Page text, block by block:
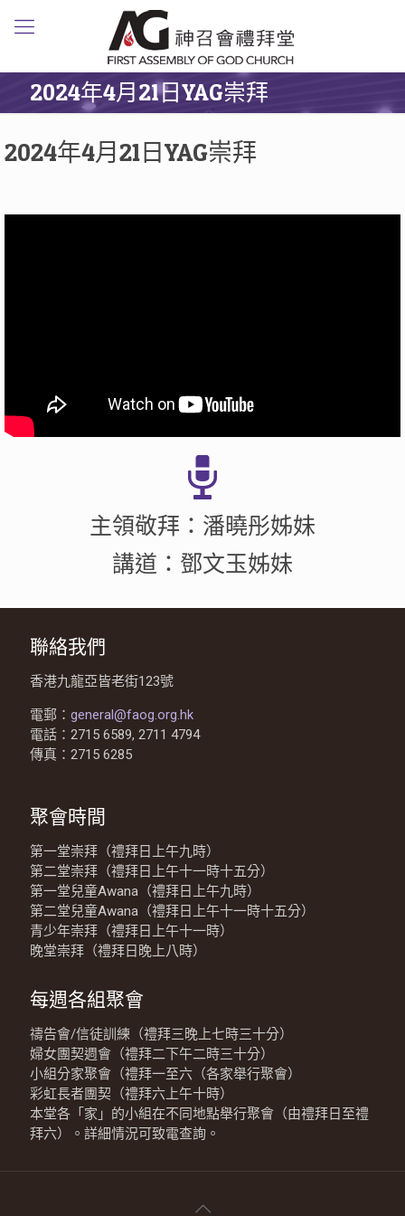
2024年4月21日YAG崇拜
2024年4月21日YAG崇拜
主領敬拜：潘曉彤姊妹
講道：鄧文玉姊妹
聯絡我們
香港九龍亞皆老街123號
電郵： general@faog.org.hk
電話：2715 6589, 2711 4794
傳真：2715 6285
聚會時間
第一堂崇拜（禮拜日上午九時）
第二堂崇拜（禮拜日上午十一時十五分）
第一堂兒童Awana（禮拜日上午九時）
第二堂兒童Awana（禮拜日上午十一時十五分）
青少年崇拜（禮拜日上午十一時）
晚堂崇拜（禮拜日晚上八時）
每週各組聚會
禱告會/信徒訓練（禮拜三晚上七時三十分）
婦女團契週會（禮拜二下午二時三十分）
小組分家聚會（禮拜一至六（各家舉行聚會）
彩虹長者團契（禮拜六上午十時）
本堂各「家」的小組在不同地點舉行聚會（由禮拜日至禮
拜六）。詳細情況可致電查詢。